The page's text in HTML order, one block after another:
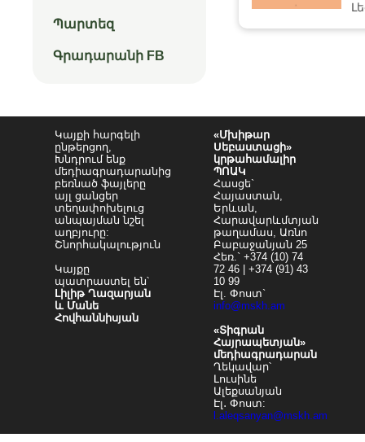
Պարտեզ
Գրադարանի FB
Կայքի հարգելի
ընթերցող,
Խնդրում ենք
մեդիագրադարանից
բեռնած ֆայլերը
այլ ցանցեր
տեղափոխելուց
անպայման նշել
աղբյուրը:
Շնորհակալություն
Կայքը
պատրաստել են՝
Լիլիթ Ղազարյան
և Մանե
Հովհաննիսյան
«Մխիթար
Սեբաստացի»
կրթահամալիր
ՊՈԱԿ
Հասցե`
Հայաստան,
Երևան,
Հարավարևմտյան
թաղամաս, Առնո
Բաբաջանյան 25
Հեռ.` +374 (10) 74
72 46 | +374 (91) 43
10 99
Էլ. Փոստ`
info@mskh.am
«Տիգրան
Հայրապետյան»
մեդիագրադարան
Ղեկավար՝
Լուսինե
Ալեքսանյան
Էլ․ Փոստ:
l.aleqsanyan@mskh.am